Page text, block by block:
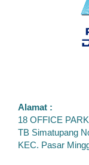
Alamat :
18 OFFICE
TB Simatupang
KEC. Pasar